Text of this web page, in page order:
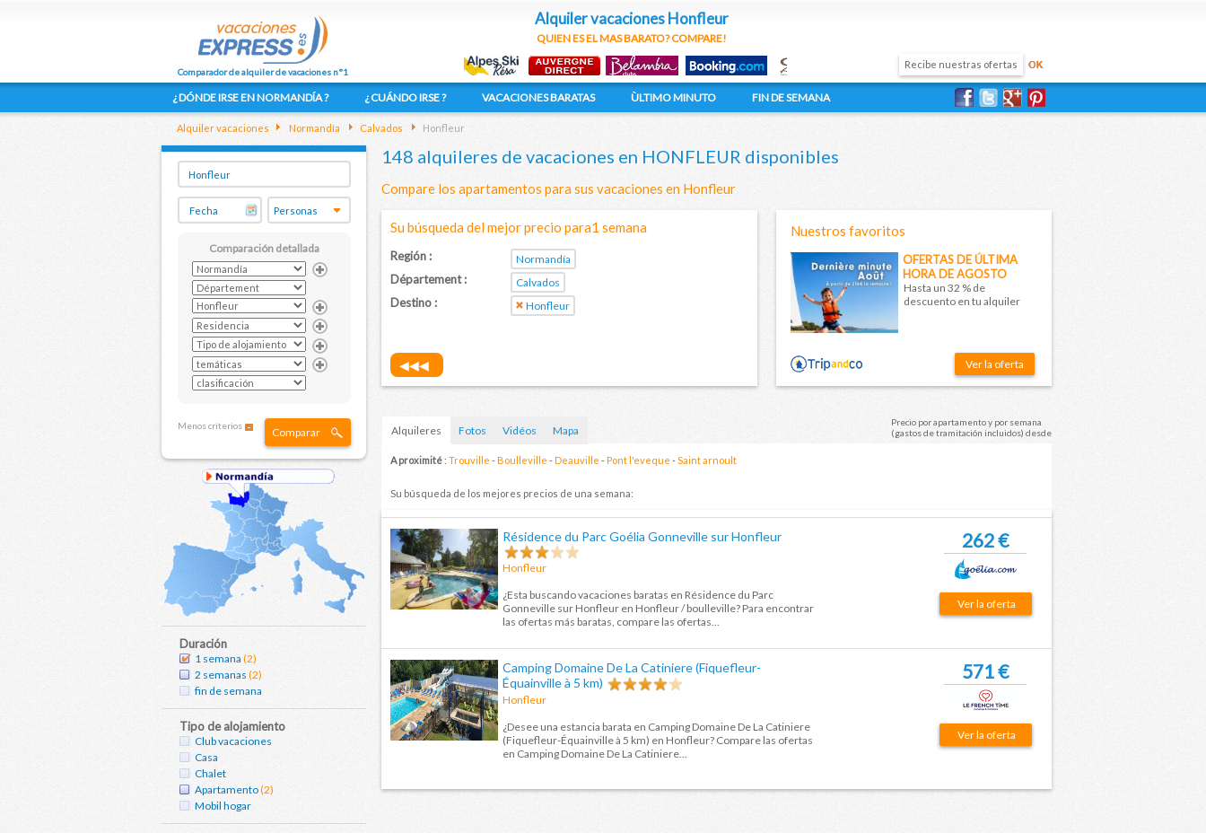
Comparador de alquiler de vacaciones n°1
Alquiler vacaciones Honfleur
QUIEN ES EL MAS BARATO? COMPARE!
Alquiler vacaciones Normandía Calvados Honfleur
Comparación detallada
Menos criterios Comparar
Duración
1 semana (2)
2 semanas (2)
fin de semana
Tipo de alojamiento
Club vacaciones
Casa
Chalet
Apartamento(2)
Mobil hogar
148 alquileres de vacaciones en HONFLEUR disponibles
Compare los apartamentos para sus vacaciones en Honfleur
Su búsqueda del mejor precio para1 semana
Región : Normandía
Département : Calvados
Destino : Honfleur
◀◀◀
Nuestros favoritos
OFERTAS DE ÚLTIMA
HORA DE AGOSTO
Hasta un 32 % de
descuento en tu alquiler
Ver la oferta
Precio por apartamento y por semana
(gastos de tramitación incluidos) desde
Alquileres Fotos Vidéos Mapa
A proximité: Trouville -Boulleville -Deauville -Pont l'eveque -Saint arnoult
Su búsqueda de los mejores precios de una semana:
Résidence du Parc Goélia Gonneville sur Honfleur
Honfleur
¿Esta buscando vacaciones baratas en Résidence du Parc
Gonneville sur Honfleur en Honfleur / boulleville? Para encontrar
las ofertas más baratas, compare las ofertas...
262 €
Ver la oferta
Camping Domaine De La Catiniere (Fiquefleur-
Équainville à 5 km)
Honfleur
¿Desee una estancia barata en Camping Domaine De La Catiniere
(Fiquefleur-Équainville à 5 km) en Honfleur? Compare las ofertas
en Camping Domaine De La Catiniere...
571 €
Ver la oferta
¿ DÓNDE IRSE EN NORMANDÍA ? ¿ CUÁNDO IRSE ? VACACIONES BARATAS ÙLTIMO MINUTO FIN DE SEMANA